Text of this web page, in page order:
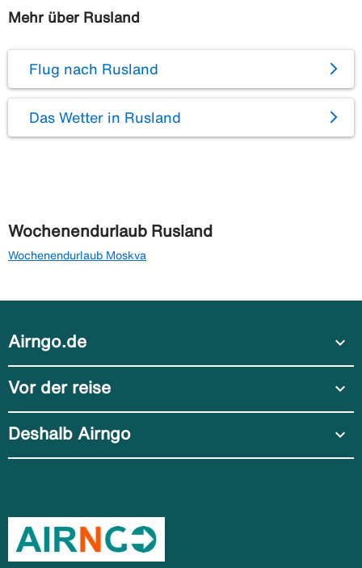
Mehr über Rusland
Flug nach Rusland
Das Wetter in Rusland
Wochenendurlaub Rusland
Wochenendurlaub Moskva
Airngo.de expand_more
Vor der reise expand_more
Deshalb Airngo expand_more